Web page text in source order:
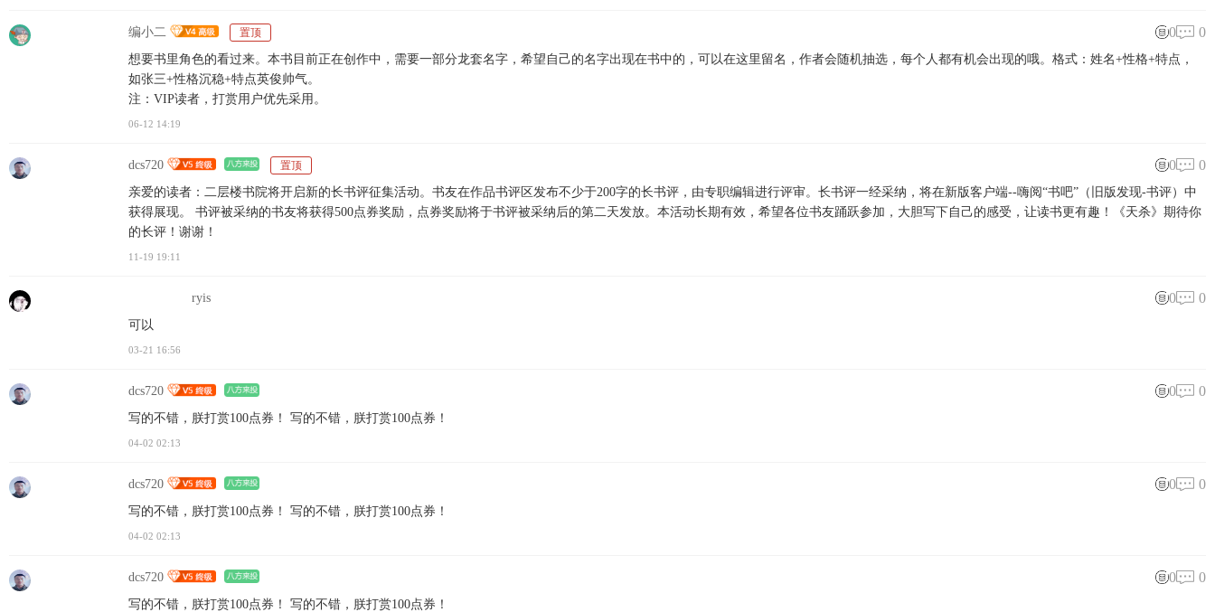
编小二 置顶 0 0
想要书里角色的看过来。本书目前正在创作中，需要一部分龙套名字，希望自己的名字出现在书中的，可以在这里留名，作者会随机抽选，每个人都有机会出现的哦。格式：姓名+性格+特点，
如张三+性格沉稳+特点英俊帅气。
注：VIP读者，打赏用户优先采用。
06-12 14:19
dcs720 置顶 0 0
亲爱的读者：二层楼书院将开启新的长书评征集活动。书友在作品书评区发布不少于200字的长书评，由专职编辑进行评审。长书评一经采纳，将在新版客户端--嗨阅“书吧”（旧版发现-书评）中
获得展现。 书评被采纳的书友将获得500点券奖励，点券奖励将于书评被采纳后的第二天发放。本活动长期有效，希望各位书友踊跃参加，大胆写下自己的感受，让读书更有趣！《天杀》期待你
的长评！谢谢！
11-19 19:11
ryis 0 0
可以
03-21 16:56
dcs720 0 0
写的不错，朕打赏100点券！ 写的不错，朕打赏100点券！
04-02 02:13
dcs720 0 0
写的不错，朕打赏100点券！ 写的不错，朕打赏100点券！
04-02 02:13
dcs720 0 0
写的不错，朕打赏100点券！ 写的不错，朕打赏100点券！